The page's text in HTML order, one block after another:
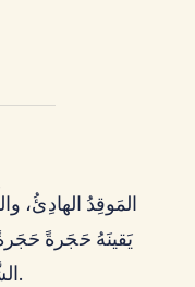
المَوقِدُ الهادِئُ،
يَقينَهُ حَجَرةً
الشَّكُّ فيها، كُلُّ هذا تَلاشى ببُطءٍ مَهيبٍ.